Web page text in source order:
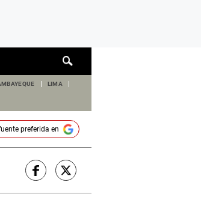
de
LIMA
preferida en